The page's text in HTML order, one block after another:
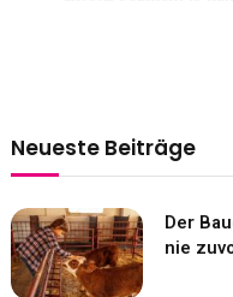
Neueste Beiträge
Der
nie